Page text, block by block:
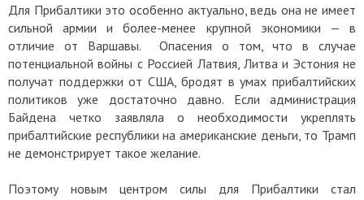
Для Прибалтики это особенно актуально, ведь она не имеет
сильной армии и более-менее крупной экономики — в
отличие от Варшавы. Опасения о том, что в случае
потенциальной войны с Россией Латвия, Литва и Эстония не
получат поддержки от США, бродят в умах прибалтийских
политиков уже достаточно давно. Если администрация
Байдена четко заявляла о необходимости укреплять
прибалтийские республики на американские деньги, то Трамп
не демонстрирует такое желание.
Поэтому новым центром силы для Прибалтики стал